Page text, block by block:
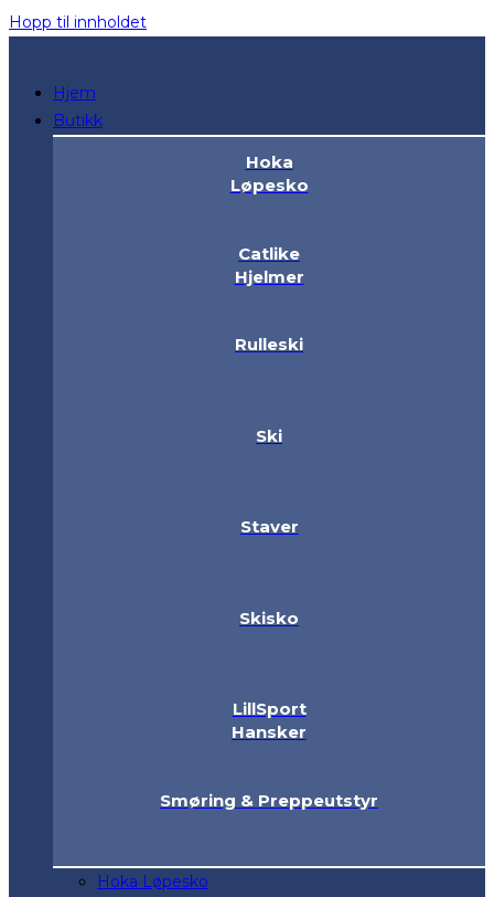
Hopp til innholdet
Hjem
Butikk
Hoka
Løpesko
Catlike
Hjelmer
Rulleski
Ski
Staver
Skisko
LillSport
Hansker
Smøring & Preppeutstyr
Hoka Løpesko